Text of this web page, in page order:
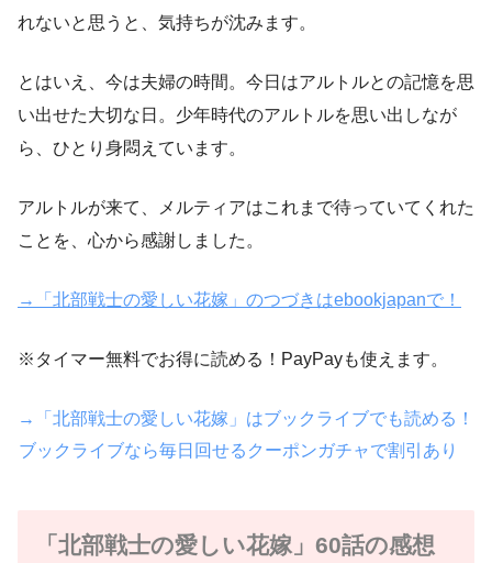
れないと思うと、気持ちが沈みます。
とはいえ、今は夫婦の時間。今日はアルトルとの記憶を思
い出せた大切な日。少年時代のアルトルを思い出しなが
ら、ひとり身悶えています。
アルトルが来て、メルティアはこれまで待っていてくれた
ことを、心から感謝しました。
→「北部戦士の愛しい花嫁」のつづきはebookjapanで！
※タイマー無料でお得に読める！PayPayも使えます。
→「北部戦士の愛しい花嫁」はブックライブでも読める！
ブックライブなら毎日回せるクーポンガチャで割引あり
「北部戦士の愛しい花嫁」60話の感想